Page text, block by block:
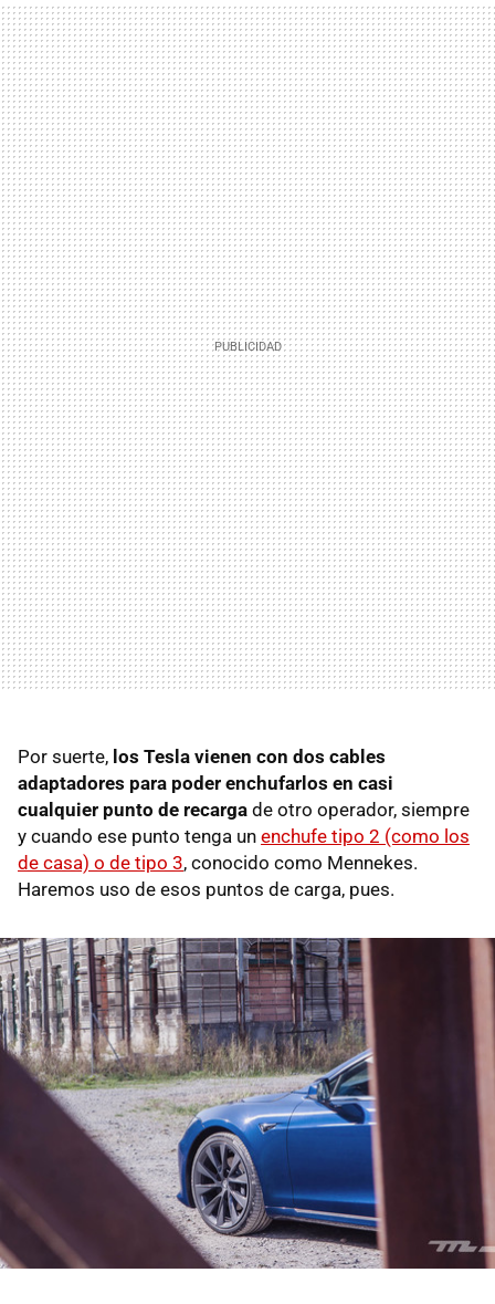
Por suerte, los Tesla vienen con dos cables
adaptadores para poder enchufarlos en casi
cualquier punto de recarga de otro operador, siempre
y cuando ese punto tenga un enchufe tipo 2 (como los
de casa) o de tipo 3, conocido como Mennekes.
Haremos uso de esos puntos de carga, pues.